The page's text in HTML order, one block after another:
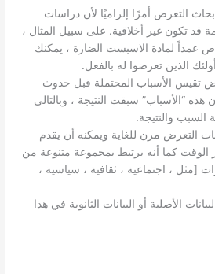
التعرض أمرًا إلزاميًا لأن دراسات
قد تكون غير أخلاقية. على سبيل المثال ،
عمداً لمادة الاسبست الضارة ، يمكنك
الذين تعرضوا له بالفعل.
تقيس الأسباب المحتملة قبل حدوث
هذه “الأسباب” سبقت النتيجة ، وبالتالي
والنتيجة.
التعرض مرن للغاية ويمكنه أن يقدم
الوقت كما أنه يرتبط بمجموعة متنوعة من
[مثل ، اجتماعية ، ثقافية ، سياسية ،
الأصلية أو البيانات الثانوية في هذا